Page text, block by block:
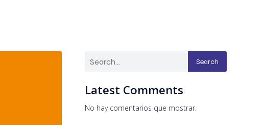
Search
Latest Comments
No hay comentarios que mostrar.